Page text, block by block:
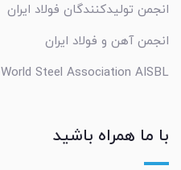
انجمن تولیدکنندگان فولاد ایران
انجمن آهن و فولاد ایران
World Steel Association AISBL
با ما همراه باشید